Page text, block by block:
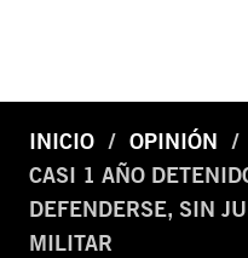
INICIO
OPINIÓN
CASI 1 AÑO
DEFENDERSE, SIN
MILITAR